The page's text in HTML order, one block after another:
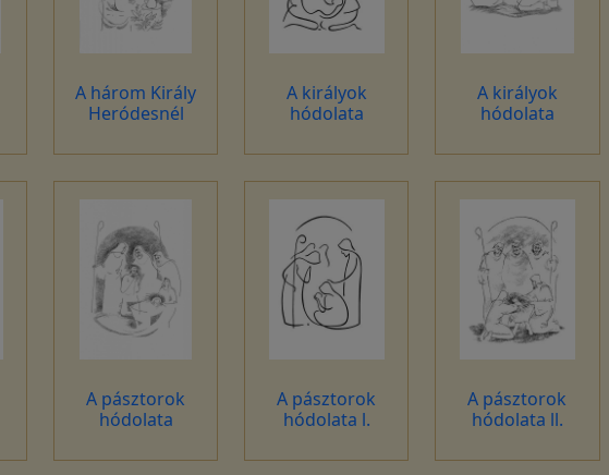
A három Király
Heródesnél
A királyok
hódolata
A királyok
hódolata
A pásztorok
hódolata
A pásztorok
hódolata l.
A pásztorok
hódolata ll.